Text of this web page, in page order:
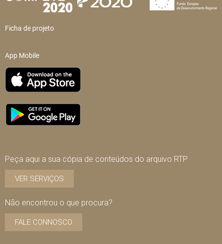
Ficha de projeto
App Mobile
Peça aqui a sua cópia de conteúdos do arquivo RTP
VER SERVIÇOS
Não encontrou o que procura?
FALE CONNOSCO